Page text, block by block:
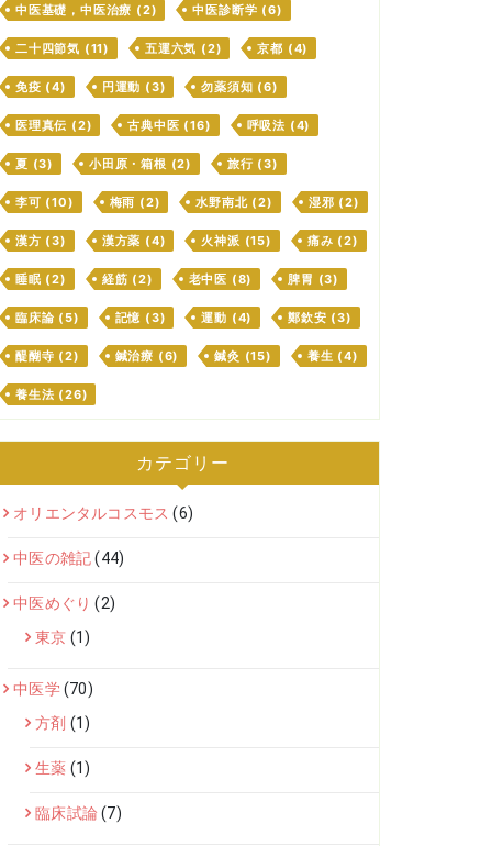
中医基礎，中医治療 (2) 中医診断学 (6)
二十四節気 (11) 五運六気 (2) 京都 (4)
免疫 (4) 円運動 (3) 勿薬須知 (6)
医理真伝 (2) 古典中医 (16) 呼吸法 (4)
夏 (3) 小田原・箱根 (2) 旅行 (3)
李可 (10) 梅雨 (2) 水野南北(2) 湿邪 (2)
漢方 (3) 漢方薬 (4) 火神派 (15) 痛み (2)
睡眠 (2) 経筋 (2) 老中医 (8) 脾胃 (3)
臨床論 (5) 記憶 (3) 運動 (4) 鄭欽安 (3)
醍醐寺 (2) 鍼治療 (6) 鍼灸 (15) 養生 (4)
養生法 (26)
カテゴリー
オリエンタルコスモス (6)
中医の雑記(44)
中医めぐり (2)
東京 (1)
中医学(70)
方剤 (1)
生薬 (1)
臨床試論(7)